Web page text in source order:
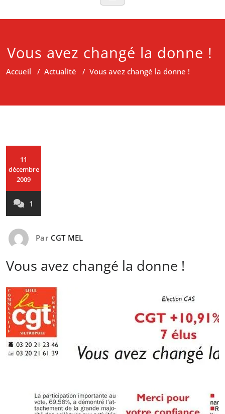
Vous avez changé la donne !
Accueil / Actualité / Vous avez changé la donne !
11
décembre
2009
1
Par CGT MEL
Vous avez changé la donne !